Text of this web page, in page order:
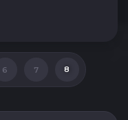
6 7 8